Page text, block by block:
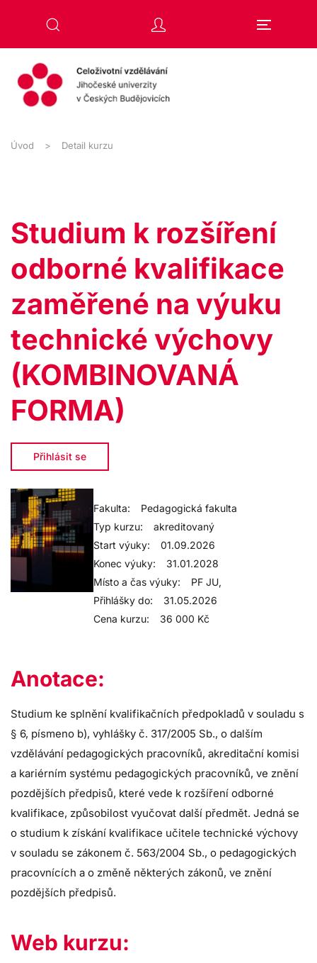
Úvod Detail kurzu
Studium k rozšíření
odborné kvalifikace
zaměřené na výuku
technické výchovy
(KOMBINOVANÁ
FORMA)
Přihlásit se
Fakulta:
Pedagogická fakulta
Typ kurzu:
akreditovaný
Start výuky:
01.09.2026
Konec výuky:
31.01.2028
Místo a čas výuky:
PF JU,
Přihlášky do:
31.05.2026
Cena kurzu:
36 000 Kč
Anotace:
Studium ke splnění kvalifikačních předpokladů v souladu s
§ 6, písmeno b), vyhlášky č. 317/2005 Sb., o dalším
vzdělávání pedagogických pracovníků, akreditační komisi
a kariérním systému pedagogických pracovníků, ve znění
pozdějších předpisů, které vede k rozšíření odborné
kvalifikace, způsobilost vyučovat další předmět. Jedná se
o studium k získání kvalifikace učitele technické výchovy
v souladu se zákonem č. 563/2004 Sb., o pedagogických
pracovnících a o změně některých zákonů, ve znění
pozdějších předpisů.
Web kurzu: